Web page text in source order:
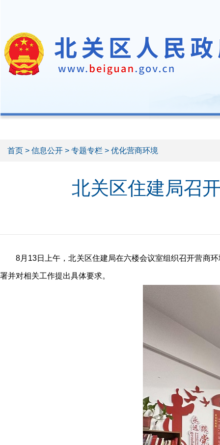
首页 > 信息公开 > 专题专栏 > 优化营商环境
北关区住建局召
8月13日上午，北关区住建局在六楼会议室组织召开营商
署并对相关工作提出具体要求。